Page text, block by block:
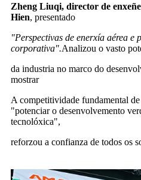
Zheng Liuqi, director de
Hien, presentado
"Perspectivas de enerxía aérea e
corporativa".Analizou o vasto
da industria no marco do
mostrar
A competitividade fundamental
"potenciar o desenvolvemento
tecnolóxica",
reforzou a confianza de todos os